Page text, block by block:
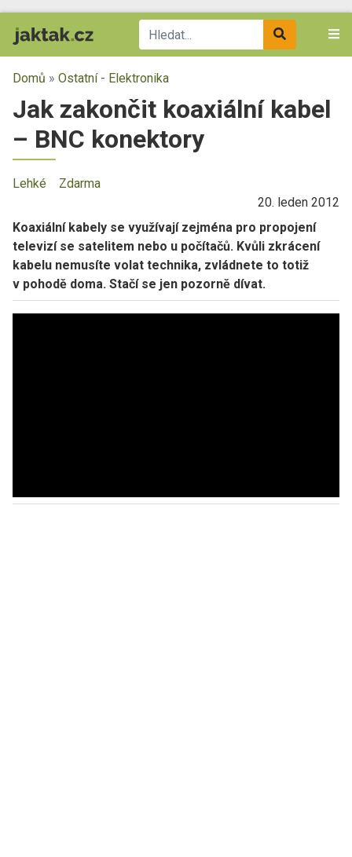
Domů » Ostatní - Elektronika
Jak zakončit koaxiální kabel
– BNC konektory
Lehké
Zdarma
20. leden 2012
Koaxiální kabely se využívají zejména pro propojení
televizí se satelitem nebo u počítačů. Kvůli zkrácení
kabelu nemusíte volat technika, zvládnete to totiž
v pohodě doma. Stačí se jen pozorně dívat.